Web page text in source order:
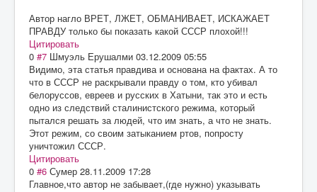
Автор нагло ВРЕТ, ЛЖЕТ, ОБМАНИВАЕТ, ИСКАЖАЕТ
ПРАВДУ только бы показать какой СССР плохой!!!
Цитировать
0 #7 Шмуэль Ерушалми 03.12.2009 05:55
Видимо, эта статья правдива и основана на фактах. А то
что в СССР не раскрывали правду о том, кто убивал
белоруссов, евреев и русских в Хатыни, так это и есть
одно из следствий сталинистского режима, который
пытался решать за людей, что им знать, а что не знать.
Этот режим, со своим затыканием ртов, попросту
уничтожил СССР.
Цитировать
0 #6 Сумер 28.11.2009 17:28
Главное,что автор не забывает,(где нужно) указывать